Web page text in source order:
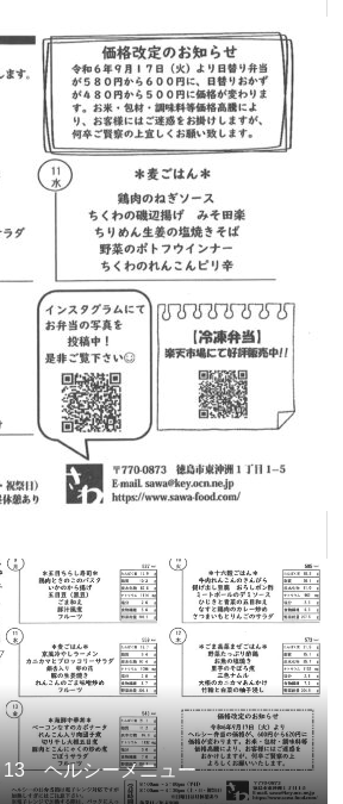
道の駅いたの 「いたの88サロン」
食への知識
外国人社員の親睦会
～31 ヘルシーメニュー
2026.07.24
13 ヘルシーメニュー